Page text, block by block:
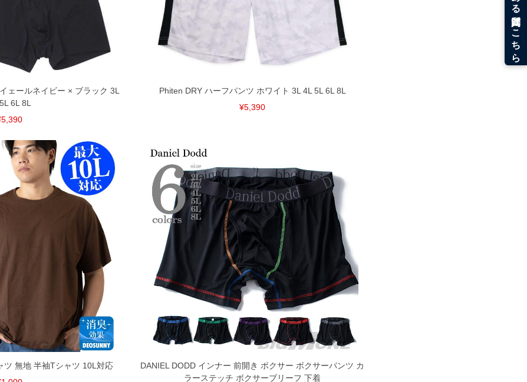
ェールネイビー × ブラック 3L
6L 8L
Phiten DRY ハーフパンツ ホワイト 3L 4L 5L 6L 8L
¥5,390
ツ 無地 半袖Tシャツ 10L対応
DANIEL DODD インナー 前開き ボクサー ボクサーパンツ カ
ラーステッチ ボクサーブリーフ 下着